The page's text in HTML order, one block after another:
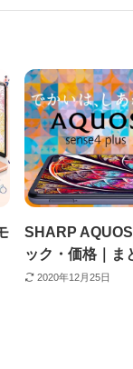
SHARP
ック・価格｜ま
2020年12月25日